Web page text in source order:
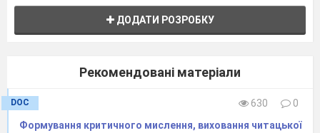
ДОДАТИ РОЗРОБКУ
Рекомендовані матеріали
DOC 630
0
Формування критичного мислення, виховання читацької